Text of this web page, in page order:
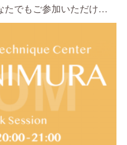
でもご参加いただけ…